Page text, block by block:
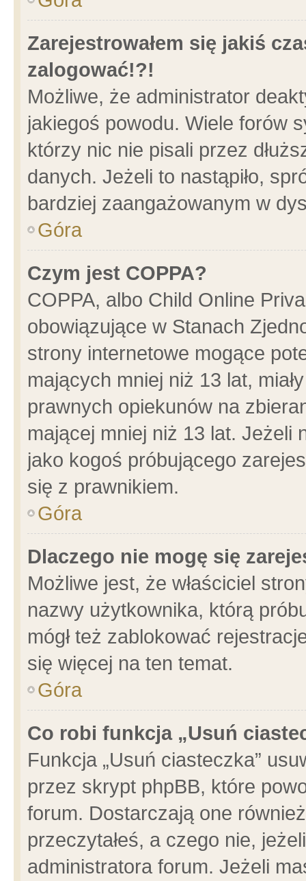
Zarejestrowałem się jakiś
zalogować!?!
Możliwe, że administrator
jakiegoś powodu. Wiele forów
którzy nic nie pisali przez
danych. Jeżeli to nastąpiło,
bardziej zaangażowanym w
Góra
Czym jest COPPA?
COPPA, albo Child Online
obowiązujące w Stanach
strony internetowe mogące
mających mniej niż 13 lat,
prawnych opiekunów na
mającej mniej niż 13 lat. Jeżeli
jako kogoś próbującego
się z prawnikiem.
Góra
Dlaczego nie mogę się
Możliwe jest, że właściciel
nazwy użytkownika, którą
mógł też zablokować
się więcej na ten temat.
Góra
Co robi funkcja „Usuń
Funkcja „Usuń ciasteczka”
przez skrypt phpBB, które
forum. Dostarczają one
przeczytałeś, a czego nie,
administratora forum. Jeżeli